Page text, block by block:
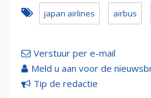
japan airlines airbus
Verstuur per e-mail
Meld u aan voor de
Tip de redactie